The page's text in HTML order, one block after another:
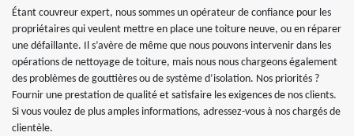
Étant couvreur expert, nous sommes un opérateur de confiance pour les
propriétaires qui veulent mettre en place une toiture neuve, ou en réparer
une défaillante. Il s’avère de même que nous pouvons intervenir dans les
opérations de nettoyage de toiture, mais nous nous chargeons également
des problèmes de gouttières ou de système d’isolation. Nos priorités ?
Fournir une prestation de qualité et satisfaire les exigences de nos clients.
Si vous voulez de plus amples informations, adressez-vous à nos chargés de
clientèle.